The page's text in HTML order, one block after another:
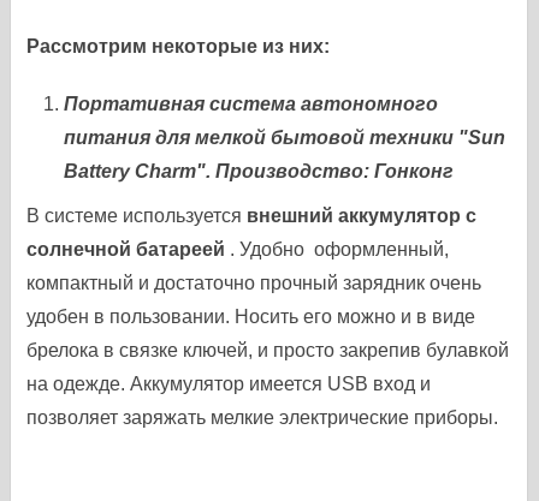
Рассмотрим некоторые из них:
Портативная система автономного
питания для мелкой бытовой техники "Sun
Battery Сharm". Производство: Гонконг
В системе используется внешний аккумулятор с
солнечной батареей . Удобно оформленный,
компактный и достаточно прочный зарядник очень
удобен в пользовании. Носить его можно и в виде
брелока в связке ключей, и просто закрепив булавкой
на одежде. Аккумулятор имеется USB вход и
позволяет заряжать мелкие электрические приборы.